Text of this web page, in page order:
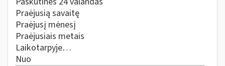
Praėjusią savaitę
Praėjusį mėnesį
Praėjusiais metais
Laikotarpyje…
Nuo